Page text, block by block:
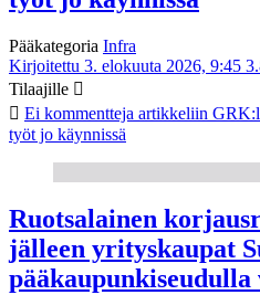
Pääkategoria Infra
Kirjoitettu 3. elokuuta 2026, 9:45
Tilaajille
Ei kommentteja artikkeliin
työt jo käynnissä
Ruotsalainen
jälleen yrityskaupat
pääkaupunkiseudulla